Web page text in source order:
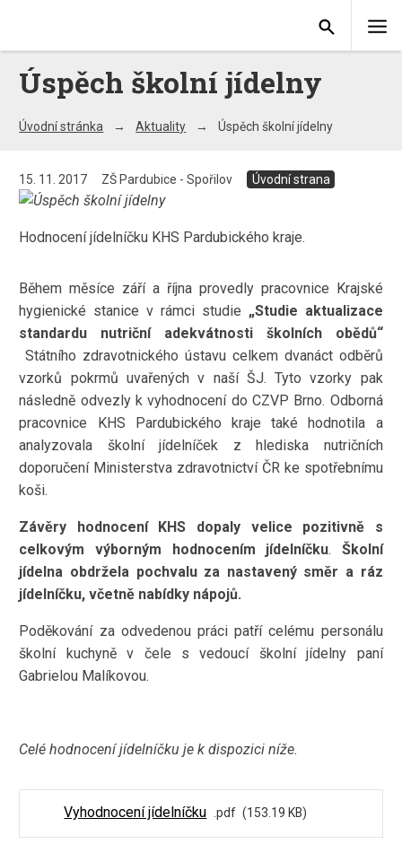
Úspěch školní jídelny
Úvodní stránka Aktuality Úspěch školní jídelny
15. 11. 2017 ZŠ Pardubice - Spořilov Úvodní strana
Hodnocení jídelníčku KHS Pardubického kraje.
Během měsíce září a října provedly pracovnice Krajské
hygienické stanice v rámci studie „Studie aktualizace
standardu nutriční adekvátnosti školních obědů“
Státního zdravotnického ústavu celkem dvanáct odběrů
vzorků pokrmů uvařených v naší ŠJ. Tyto vzorky pak
následně odvezly k vyhodnocení do CZVP Brno. Odborná
pracovnice KHS Pardubického kraje také hodnotila a
analyzovala školní jídelníček z hlediska nutričních
doporučení Ministerstva zdravotnictví ČR ke spotřebnímu
koši.
Závěry hodnocení KHS dopaly velice pozitivně s
celkovým výborným hodnocením jídelníčku. Školní
jídelna obdržela pochvalu za nastavený směr a ráz
jídelníčku, včetně nabídky nápojů.
Poděkování za odvedenou práci patří celému personálu
školní kuchyně v čele s vedoucí školní jídelny paní
Gabrielou Malíkovou.
Celé hodnocení jídelníčku je k dispozici níže.
Vyhodnocení jídelníčku pdf 153.19 KB